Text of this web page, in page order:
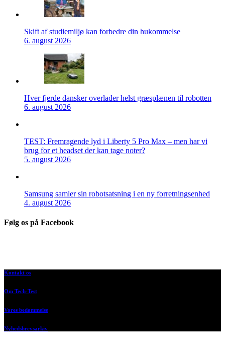
Skift af studiemiljø kan forbedre din hukommelse
6. august 2026
Hver fjerde dansker overlader helst græsplænen til robotten
6. august 2026
TEST: Fremragende lyd i Liberty 5 Pro Max – men har vi
brug for et headset der kan tage noter?
5. august 2026
Samsung samler sin robotsatsning i en ny forretningsenhed
4. august 2026
Følg os på Facebook
Kontakt os
Om Tech-Test
Vores bedømmelse
Nyhedsbrevsarkiv